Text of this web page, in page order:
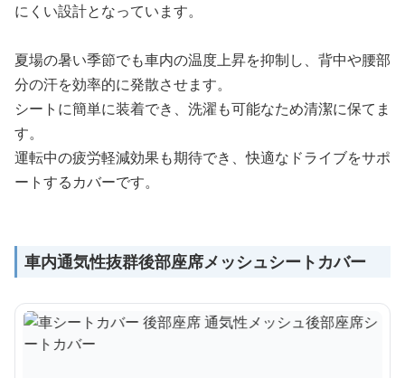
にくい設計となっています。
夏場の暑い季節でも車内の温度上昇を抑制し、背中や腰部
分の汗を効率的に発散させます。
シートに簡単に装着でき、洗濯も可能なため清潔に保てま
す。
運転中の疲労軽減効果も期待でき、快適なドライブをサポ
ートするカバーです。
車内通気性抜群後部座席メッシュシートカバー